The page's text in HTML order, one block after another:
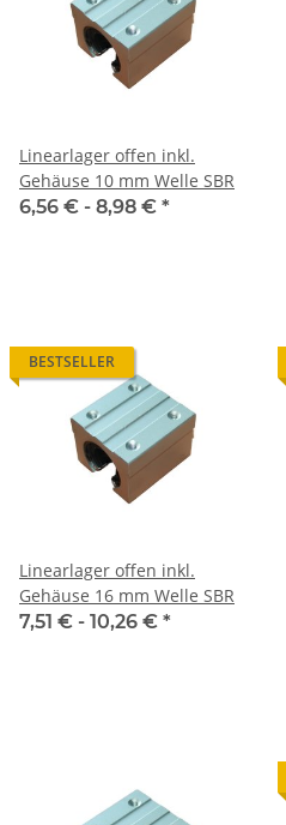
Linearlager offen inkl.
Gehäuse 10 mm Welle SBR
6,56 € - 8,98 € *
BESTSELLER
Linearlager offen inkl.
Gehäuse 16 mm Welle SBR
7,51 € - 10,26 € *